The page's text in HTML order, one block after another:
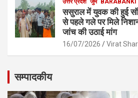
उत्तर प्रदेश जुर्म BARABANKI
ससुराल में युवक की हुई
से पहले गले पर मिले
जांच की उठाई मांग
16/07/2026 Virat
सम्पादकीय